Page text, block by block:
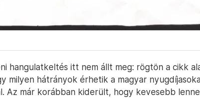
hangulatkeltés itt nem állt meg: rögtön a cikk
milyen hátrányok érhetik a magyar
Az már korábban kiderült, hogy kevesebb